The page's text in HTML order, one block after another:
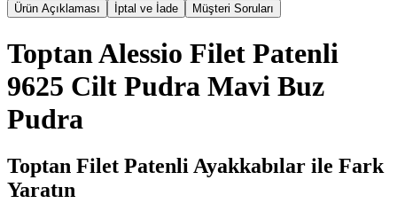
Ürün Açıklaması İptal ve İade Müşteri Soruları
Toptan Alessio Filet Patenli
9625 Cilt Pudra Mavi Buz
Pudra
Toptan Filet Patenli Ayakkabılar ile Fark
Yaratın